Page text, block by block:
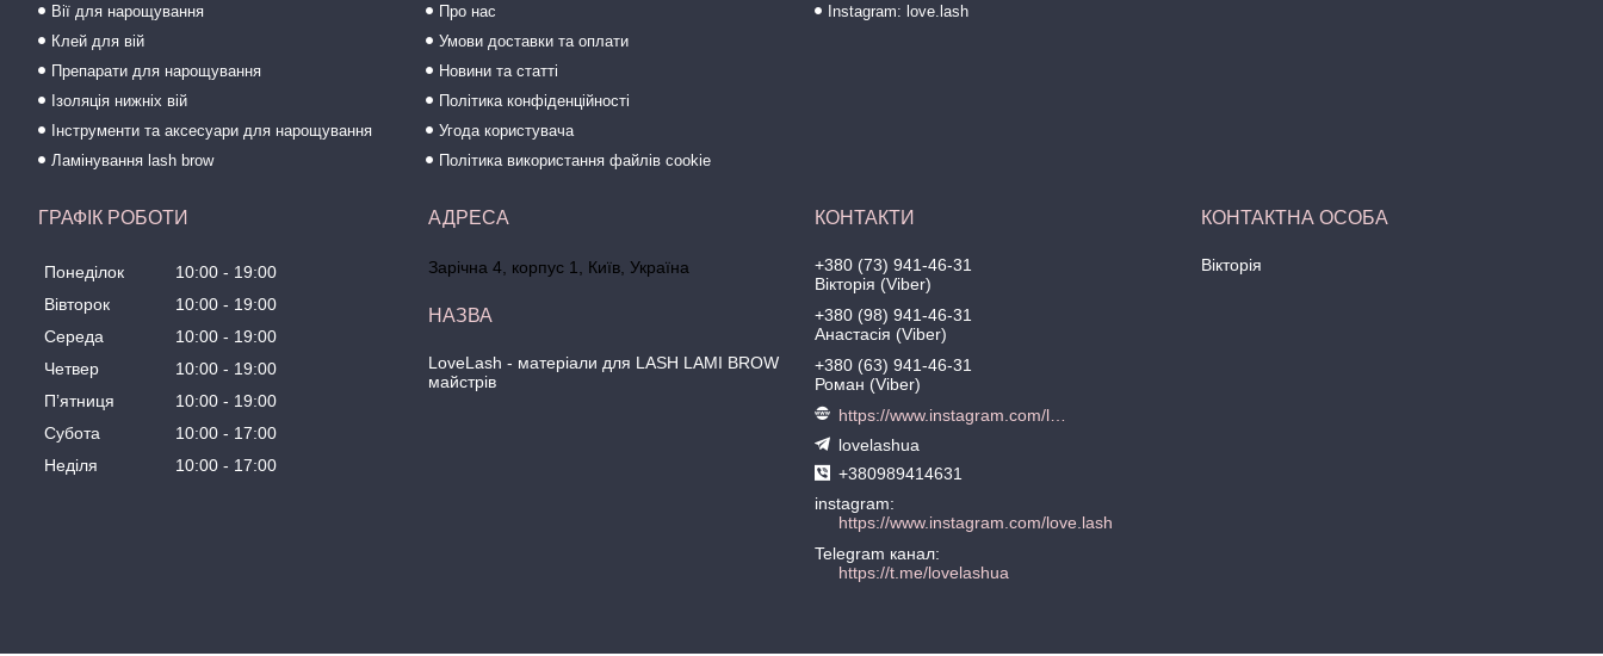
Вії для нарощування
Клей для вій
Препарати для нарощування
Ізоляція нижніх вій
Інструменти та аксесуари для нарощування
Ламінування lash brow
Про нас
Умови доставки та оплати
Новини та статті
Політика конфіденційності
Угода користувача
Політика використання файлів cookie
Instagram: love.lash
ГРАФІК РОБОТИ
Понеділок 10:00
19:00
Вівторок
10:00
19:00
Середа
10:00
19:00
Четвер
10:00
19:00
Пʼятниця
10:00
19:00
Субота
10:00
17:00
Неділя
10:00 17:00
Зарічна 4, корпус 1, Київ, Україна
LoveLash - матеріали для LASH LAMI BROW
майстрів
+380 (73) 941-46-31
Вікторія (Viber)
+380 (98) 941-46-31
Анастасія (Viber)
+380 (63) 941-46-31
Роман (Viber)
lovelashua
+380989414631
instagram
https://www.instagram.com/love.lash
Telegram канал
https://t.me/lovelashua
Вікторія